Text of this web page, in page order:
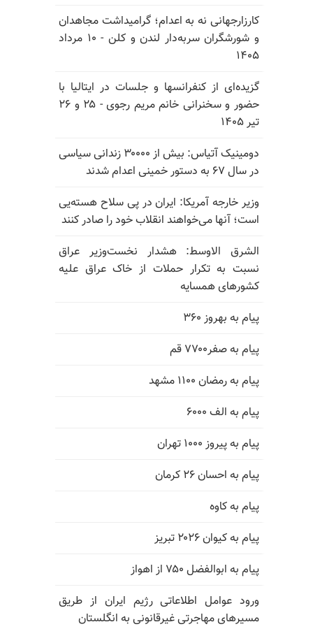
کارزارجهانی نه به اعدام؛ گرامیداشت مجاهدان
و شورشگران سربه‌دار لندن و کلن - ۱۰ مرداد
۱۴۰۵
گزیده‌ای از کنفرانسها و جلسات در ایتالیا با
حضور و سخنرانی خانم مریم رجوی - ۲۵ و ۲۶
تیر ۱۴۰۵
دومینیک آتیاس: بیش از ۳۰۰۰۰ زندانی سیاسی
در سال ۶۷ به دستور خمینی اعدام شدند
وزیر خارجه آمریکا: ایران در پی سلاح هسته‌یی
است؛ آنها می‌خواهند انقلاب خود را صادر کنند
الشرق الاوسط: هشدار نخست‌وزیر عراق
نسبت به تکرار حملات از خاک عراق علیه
کشورهای همسایه
پیام به بهروز ۳۶۰
پیام به صفر۷۷۰۰ قم
پیام به رمضان ۱۱۰۰ مشهد
پیام به الف ۶۰۰۰
پیام به پیروز ۱۰۰۰ تهران
پیام به احسان ۲۶ کرمان
پیام به کاوه
پیام به کیوان ۲۰۲۶ تبریز
پیام به ابوالفضل ۷۵۰ از اهواز
ورود عوامل اطلاعاتی رژیم ایران از طریق
مسیرهای مهاجرتی غیرقانونی به انگلستان